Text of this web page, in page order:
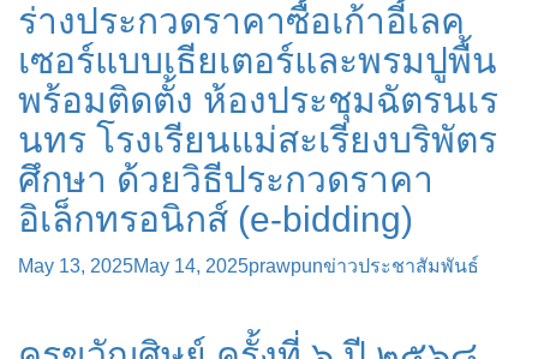
ร่างประกวดราคาซื้อเก้าอี้เลค
เซอร์แบบเธียเตอร์และพรมปูพื้น
พร้อมติดตั้ง ห้องประชุมฉัตรนเร
นทร โรงเรียนแม่สะเรียงบริพัตร
ศึกษา ด้วยวิธีประกวดราคา
อิเล็กทรอนิกส์ (e-bidding)
May 13, 2025May 14, 2025prawpunข่าวประชาสัมพันธ์